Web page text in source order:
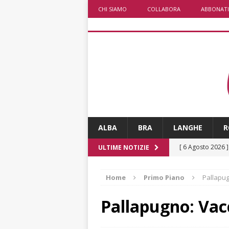
CHI SIAMO COLLABORA ABBONATI
ALBA BRA LANGHE
ULTIME NOTIZIE [ 6 Agosto 2026 ]
[ 6 Agosto 2026 ]
1,5 milioni di
Home Primo Piano
Pallapugno: